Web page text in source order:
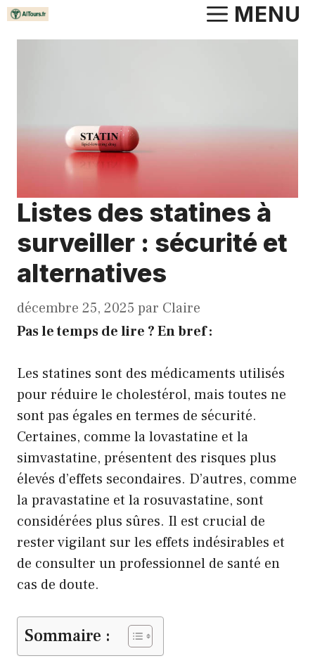
Aller
MENU
Listes des statines à
surveiller : sécurité et
alternatives
décembre 25, 2025 par Claire
Pas le temps de lire ? En bref :
Les statines sont des médicaments utilisés
pour réduire le cholestérol, mais toutes ne
sont pas égales en termes de sécurité.
Certaines, comme la lovastatine et la
simvastatine, présentent des risques plus
élevés d’effets secondaires. D’autres, comme
la pravastatine et la rosuvastatine, sont
considérées plus sûres. Il est crucial de
rester vigilant sur les effets indésirables et
de consulter un professionnel de santé en
cas de doute.
Sommaire :